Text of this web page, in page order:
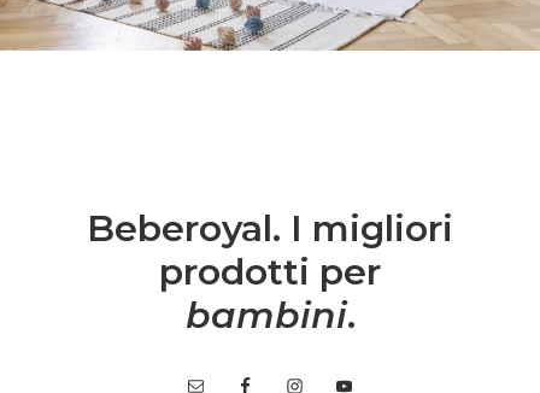
Beberoyal. I migliori
prodotti per
bambini.